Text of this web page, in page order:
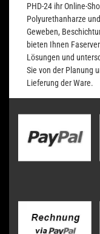
PHD-24 ihr Online-
Polyurethanharze
Geweben,
bieten Ihnen
Lösungen und
Sie von der Planung
Lieferung der Ware.